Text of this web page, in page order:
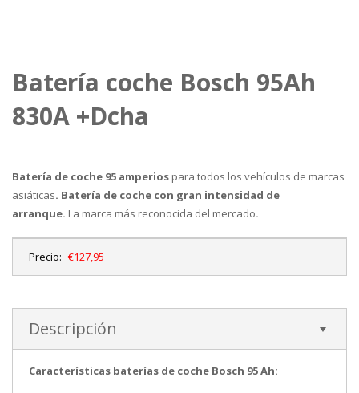
Batería coche Bosch 95Ah
830A +Dcha
Batería de coche 95 amperios para todos los vehículos de marcas
asiáticas. Batería de coche con gran intensidad de
arranque. La marca más reconocida del mercado.
Precio: €127,95
Descripción
Características baterías de coche Bosch 95 Ah: